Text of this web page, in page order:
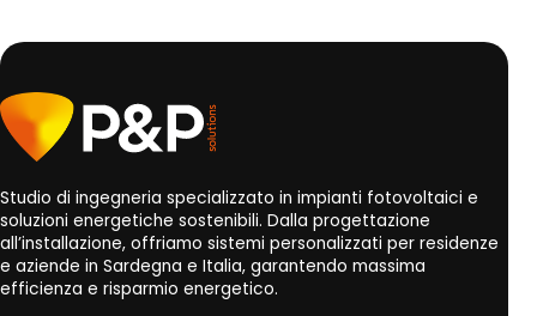
Studio di ingegneria specializzato in impianti fotovoltaici e
soluzioni energetiche sostenibili. Dalla progettazione
all’installazione, offriamo sistemi personalizzati per residenze
e aziende in Sardegna e Italia, garantendo massima
efficienza e risparmio energetico.